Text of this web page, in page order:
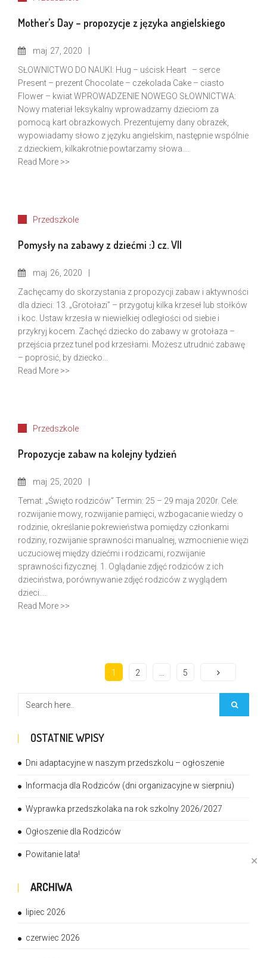
✕
Mother’s Day – propozycje z języka angielskiego
maj 27, 2020
SŁOWNICTWO DO NAUKI: Hug – uścisk Heart – serce
Present – prezent Chocolate – czekolada Cake – ciasto
Flower – kwiat WPROWADZENIE NOWEGO SŁOWNICTWA:
Nowy materiał leksykalny wprowadzamy dzieciom za
pomocą kart obrazkowych. Prezentujemy dany obrazek,
wypowiadamy słowo z języku angielskim, następnie wspólnie
z dzieckiem, kilkakrotnie powtarzamy słowa....
Read More >>
Przedszkole
Pomysły na zabawy z dziećmi :) cz. VII
maj 26, 2020
Zachęcamy do skorzystania z propozycji zabaw i aktywności
dla dzieci: 13. „Grotołazi” – przygotuj kilka krzeseł lub stołków
i koc. Ustaw krzesła w niewielkiej odległości od siebie i
przykryj kocem. Zachęć dziecko do zabawy w grotołaza –
przejścia przez tunel pod krzesłami. Możesz utrudnić zabawę
– poprosić, by dziecko...
Read More >>
Przedszkole
Propozycje zabaw na kolejny tydzień
maj 25, 2020
Temat: „Święto rodziców” Termin: 25 – 29 maja 2020r. Cele:
rozwijanie mowy, rozwijanie pamięci, wzbogacanie wiedzy o
rodzinie, określanie pokrewieństwa pomiędzy członkami
rodziny, rozwijanie sprawności manualnej, wzmocnienie więzi
uczuciowej między dziećmi i rodzicami, rozwijanie
sprawności fizycznej. 1. Oglądanie zdjęć rodziców z ich
dzieciństwa, porównywanie zdjęć rodziców z wyglądem
dzieci....
Read More >>
1 2 5
OSTATNIE WPISY
Dni adaptacyjne w naszym przedszkolu – ogłoszenie
Informacja dla Rodziców (dni organizacyjne w sierpniu)
Wyprawka przedszkolaka na rok szkolny 2026/2027
Ogłoszenie dla Rodziców
Powitanie lata!
ARCHIWA
lipiec 2026
czerwiec 2026